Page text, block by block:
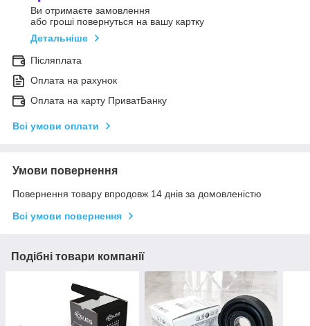
Ви отримаєте замовлення
або гроші повернуться на вашу картку
Детальніше
Післяплата
Оплата на рахунок
Оплата на карту ПриватБанку
Всі умови оплати
Умови повернення
Повернення товару впродовж 14 днів за домовленістю
Всі умови повернення
Подібні товари компанії